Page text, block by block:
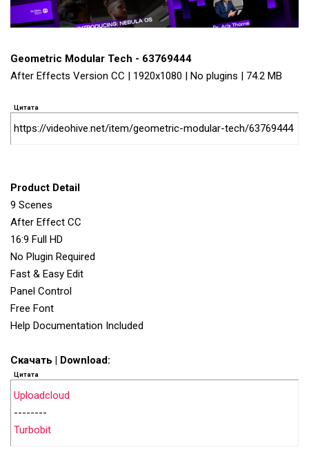
Geometric Modular Tech - 63769444
After Effects Version CC | 1920x1080 | No plugins | 74.2 MB
Цитата
https://videohive.net/item/geometric-modular-tech/63769444
Product Detail
9 Scenes
After Effect CC
16:9 Full HD
No Plugin Required
Fast & Easy Edit
Panel Control
Free Font
Help Documentation Included
Скачать | Download:
Цитата
Uploadcloud
--------
Turbobit